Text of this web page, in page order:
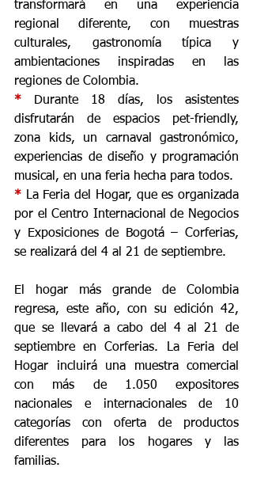
transformará en una experiencia
regional diferente, con muestras
culturales, gastronomía típica y
ambientaciones inspiradas en las
regiones de Colombia.
*
Durante 18 días, los asistentes
disfrutarán de espacios pet-friendly,
zona kids, un carnaval gastronómico,
experiencias de diseño y programación
musical, en una feria hecha para todos.
* La Feria del Hogar, que es organizada
por el Centro Internacional de Negocios
y Exposiciones de Bogotá – Corferias,
se realizará del 4 al 21 de septiembre.
El hogar más grande de Colombia
regresa, este año, con su edición 42,
que se llevará a cabo del 4 al 21 de
septiembre en Corferias. La Feria del
Hogar incluirá una muestra comercial
con más de 1.050 expositores
nacionales e internacionales de 10
categorías con oferta de productos
diferentes para los hogares y las
familias.